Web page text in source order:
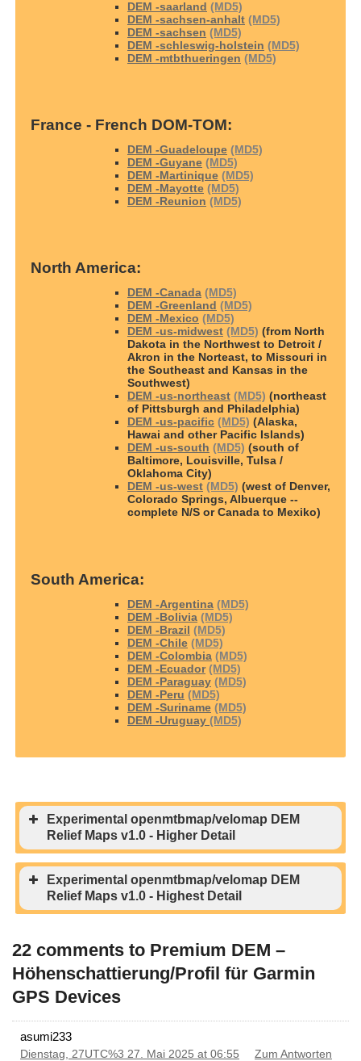
DEM -saarland (MD5)
DEM -sachsen-anhalt (MD5)
DEM -sachsen (MD5)
DEM -schleswig-holstein (MD5)
DEM -mtbthueringen (MD5)
France - French DOM-TOM:
DEM -Guadeloupe (MD5)
DEM -Guyane (MD5)
DEM -Martinique (MD5)
DEM -Mayotte (MD5)
DEM -Reunion (MD5)
North America:
DEM -Canada (MD5)
DEM -Greenland (MD5)
DEM -Mexico (MD5)
DEM -us-midwest (MD5) (from North
Dakota in the Northwest to Detroit /
Akron in the Norteast, to Missouri in
the Southeast and Kansas in the
Southwest)
DEM -us-northeast (MD5) (northeast
of Pittsburgh and Philadelphia)
DEM -us-pacific (MD5) (Alaska,
Hawai and other Pacific Islands)
DEM -us-south (MD5) (south of
Baltimore, Louisville, Tulsa /
Oklahoma City)
DEM -us-west (MD5) (west of Denver,
Colorado Springs, Albuerque --
complete N/S or Canada to Mexiko)
South America:
DEM -Argentina (MD5)
DEM -Bolivia (MD5)
DEM -Brazil (MD5)
DEM -Chile (MD5)
DEM -Colombia (MD5)
DEM -Ecuador (MD5)
DEM -Paraguay (MD5)
DEM -Peru (MD5)
DEM -Suriname (MD5)
DEM -Uruguay (MD5)
Experimental openmtbmap/velomap DEM
Relief Maps v1.0 - Higher Detail
DEM -Africa (MD5)
DEM -Asia (MD5)
DEM -Australia-Oceania (MD5)
DEM -Europe (MD5)
DEM -South-America (MD5)
Experimental openmtbmap/velomap DEM
Relief Maps v1.0 - Highest Detail
DEM -Asia (MD5)
DEM -Europe (MD5)
22 comments to Premium DEM –
Höhenschattierung/Profil für Garmin
GPS Devices
asumi233
Dienstag, 27UTC%3 27. Mai 2025 at 06:55 Zum Antworten